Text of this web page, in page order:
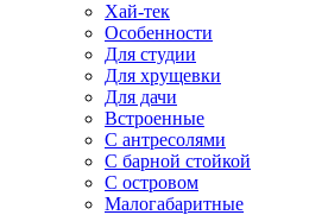
Хай-тек
Особенности
Для студии
Для хрущевки
Для дачи
Встроенные
С антресолями
С барной стойкой
С островом
Малогабаритные